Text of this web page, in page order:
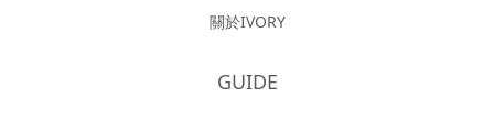
關於IVORY
GUIDE